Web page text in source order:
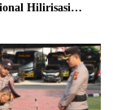
Hilirisasi